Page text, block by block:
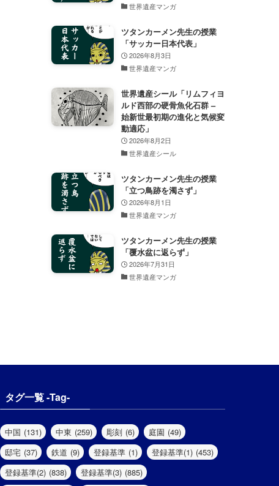
世界遺産マンガ
ツタンカーメン先生の授業
「サッカー日本代表」
2026年8月3日
世界遺産マンガ
世界遺産シール「リムフィヨ
ルド西部の硬骨魚化石群 –
始新世最初期の進化と気候変
動適応」
2026年8月2日
世界遺産シール
ツタンカーメン先生の授業
「立つ鳥跡を濁さず」
2026年8月1日
世界遺産マンガ
ツタンカーメン先生の授業
「覆水盆に返らず」
2026年7月31日
世界遺産マンガ
タグ一覧 -Tag-
中国 (131) 中東 (259) 彫刻 (6) 庭園 (49)
邸宅 (37) 鉄道 (9) 登録基準 (1) 登録基準(1) (453)
登録基準(2) (838) 登録基準(3) (885)